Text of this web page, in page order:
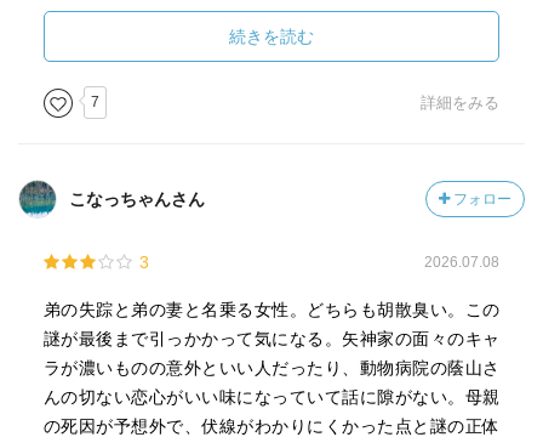
でも一番面白かったのは、最後の一行。
この本は、締め切りが迫ってて作家は焦ってたんかな、っ
てぐらい、よい意味で適当さを感じた。
続きを読む
7 詳細をみる
こなっちゃんさん フォロー
3 2026.07.08
弟の失踪と弟の妻と名乗る女性。どちらも胡散臭い。この
謎が最後まで引っかかって気になる。矢神家の面々のキャ
ラが濃いものの意外といい人だったり、動物病院の蔭山さ
んの切ない恋心がいい味になっていて話に隙がない。母親
の死因が予想外で、伏線がわかりにくかった点と謎の正体